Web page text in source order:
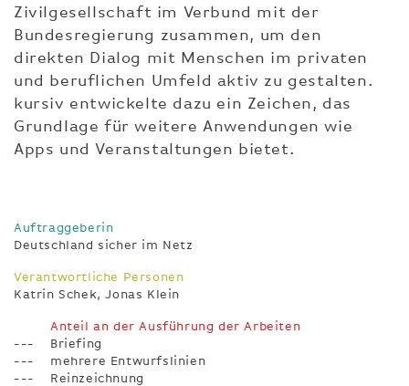
Zivilgesellschaft im Verbund mit der
Bundesregierung zusammen, um den
direkten Dialog mit Menschen im privaten
und beruflichen Umfeld aktiv zu gestalten.
kursiv entwickelte dazu ein Zeichen, das
Grundlage für weitere Anwendungen wie
Apps und Veranstaltungen bietet.
Auftraggeberin
Deutschland sicher im Netz
Verantwortliche Personen
Katrin Schek, Jonas Klein
Anteil an der Ausführung der Arbeiten
Briefing
mehrere Entwurfslinien
Reinzeichnung